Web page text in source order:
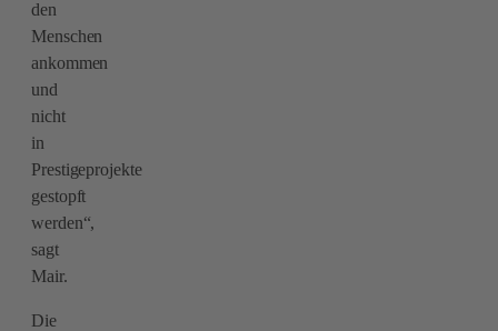
den
Menschen
ankommen
und
nicht
in
Prestigeprojekte
gestopft
werden“,
sagt
Mair.
Die